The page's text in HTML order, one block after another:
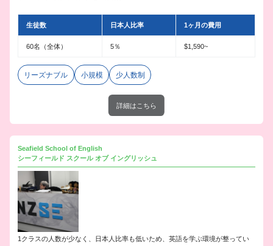
生徒数 日本人比率 1ヶ月の費用
60名（全体） 5％ $1,590~
リーズナブル 小規模 少人数制
詳細はこちら
Seafield School of English
シーフィールド スクール オブ イングリッシュ
1クラスの人数が少なく、日本人比率も低いため、英語を学ぶ環境が整ってい